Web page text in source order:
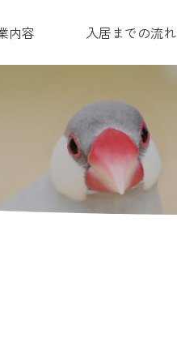
内容 入居までの流れ